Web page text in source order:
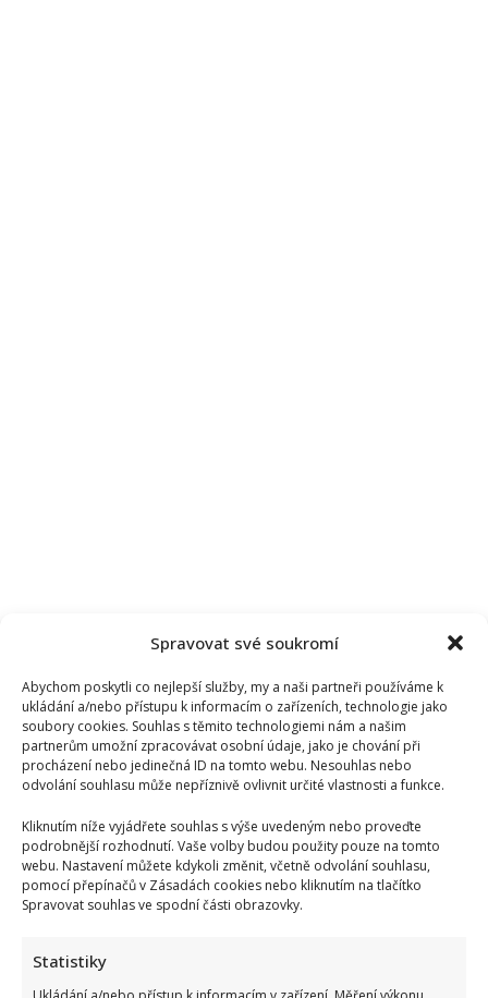
Spravovat své soukromí
Abychom poskytli co nejlepší služby, my a naši partneři používáme k
ukládání a/nebo přístupu k informacím o zařízeních, technologie jako
soubory cookies. Souhlas s těmito technologiemi nám a našim
partnerům umožní zpracovávat osobní údaje, jako je chování při
procházení nebo jedinečná ID na tomto webu. Nesouhlas nebo
odvolání souhlasu může nepříznivě ovlivnit určité vlastnosti a funkce.
Kliknutím níže vyjádřete souhlas s výše uvedeným nebo proveďte
podrobnější rozhodnutí. Vaše volby budou použity pouze na tomto
webu. Nastavení můžete kdykoli změnit, včetně odvolání souhlasu,
pomocí přepínačů v Zásadách cookies nebo kliknutím na tlačítko
Spravovat souhlas ve spodní části obrazovky.
Statistiky